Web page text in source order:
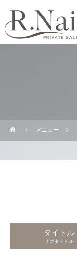
メニュー
タイトル
サブタイトル